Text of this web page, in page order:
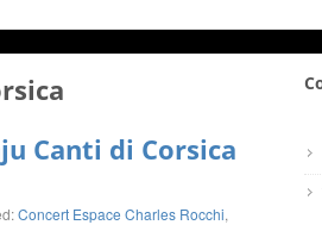
Canti di Corsica
Concert Espace Charles Rocchi,